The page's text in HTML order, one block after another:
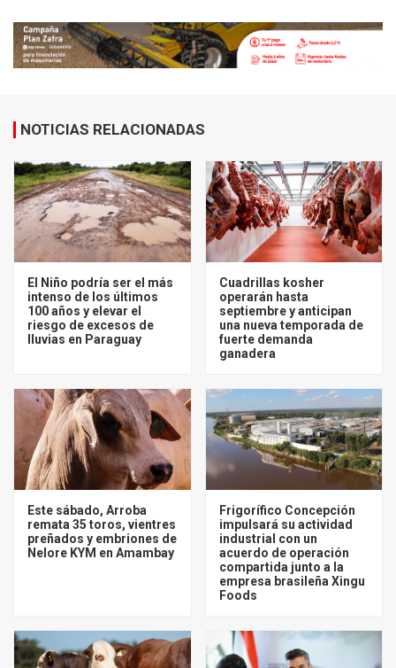
NOTICIAS RELACIONADAS
El Niño podría ser el más
intenso de los últimos
100 años y elevar el
riesgo de excesos de
lluvias en Paraguay
Cuadrillas kosher
operarán hasta
septiembre y anticipan
una nueva temporada de
fuerte demanda
ganadera
Este sábado, Arroba
remata 35 toros, vientres
preñados y embriones de
Nelore KYM en Amambay
Frigorífico Concepción
impulsará su actividad
industrial con un
acuerdo de operación
compartida junto a la
empresa brasileña Xingu
Foods